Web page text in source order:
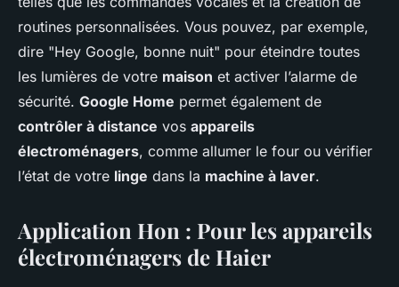
routines personnalisées. Vous pouvez, par exemple,
dire "Hey Google, bonne nuit" pour éteindre toutes
les lumières de votre maison et activer l’alarme de
sécurité. Google Home permet également de
contrôler à distance vos appareils
électroménagers, comme allumer le four ou vérifier
l’état de votre linge dans la machine à laver.
Application Hon : Pour les appareils
électroménagers de Haier